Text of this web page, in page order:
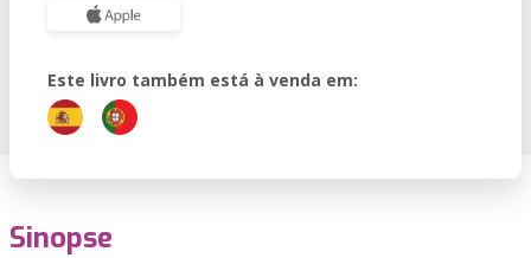
Este livro também está à venda em:
Sinopse